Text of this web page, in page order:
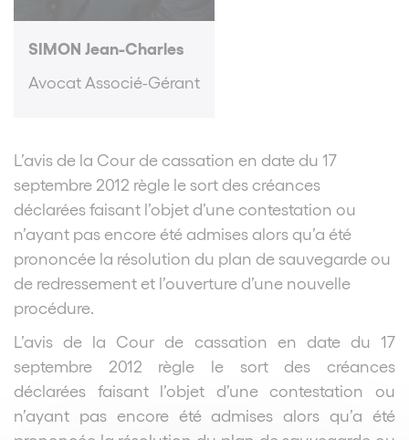
SIMON Jean-Charles
Avocat Associé-Gérant
L’avis de la Cour de cassation en date du 17
septembre 2012 règle le sort des créances
déclarées faisant l’objet d’une contestation ou
n’ayant pas encore été admises alors qu’a été
prononcée la résolution du plan de sauvegarde ou
de redressement et l’ouverture d’une nouvelle
procédure.
L’avis de la Cour de cassation en date du 17
septembre 2012 règle le sort des créances
déclarées faisant l’objet d’une contestation ou
n’ayant pas encore été admises alors qu’a été